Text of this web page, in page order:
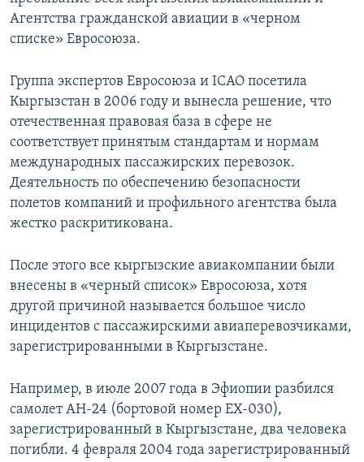
Агентства гражданской авиации в «черном
списке» Евросоюза.
Группа экспертов Евросоюза и ICAO посетила
Кыргызстан в 2006 году и вынесла решение, что
отечественная правовая база в сфере не
соответствует принятым стандартам и нормам
международных пассажирских перевозок.
Деятельность по обеспечению безопасности
полетов компаний и профильного агентства была
жестко раскритикована.
После этого все кыргызские авиакомпании были
внесены в «черный список» Евросоюза, хотя
другой причиной называется большое число
инцидентов с пассажирскими авиаперевозчиками,
зарегистрированными в Кыргызстане.
Например, в июле 2007 года в Эфиопии разбился
самолет АН-24 (бортовой номер ЕХ-030),
зарегистрированный в Кыргызстане, два человека
погибли. 4 февраля 2004 года зарегистрированный